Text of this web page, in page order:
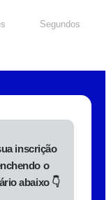
Segundos
inscrição
o
abaixo 👇